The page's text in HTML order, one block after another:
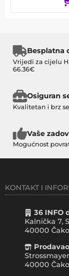
Besplatna
Vrijedi za cijelu
66.36€
Osiguran
Kvalitetan i brz
Vaše
Mogućnost
KONTAKT I
36 INFO
Kalnička 7,
40000
40000